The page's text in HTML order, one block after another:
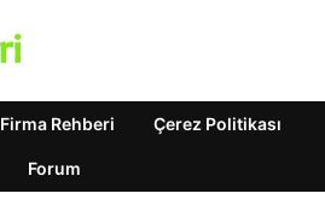
Firma Rehberi Çerez Politikası
Forum